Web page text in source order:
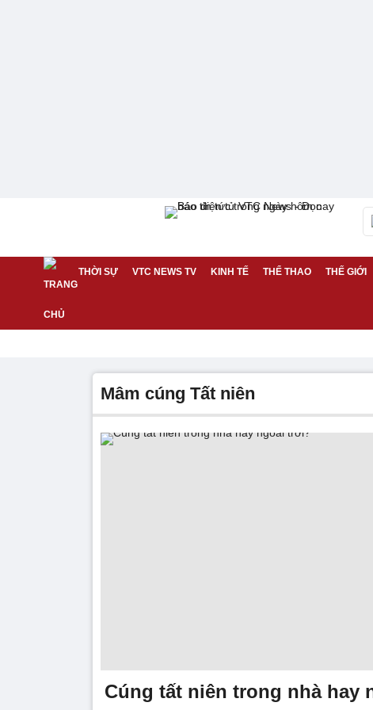
THỜI SỰ VTC NEWS TV KINH TẾ THỂ THAO THẾ GIỚI
mâm cúng Tất niên
Cúng tất niên trong nhà hay